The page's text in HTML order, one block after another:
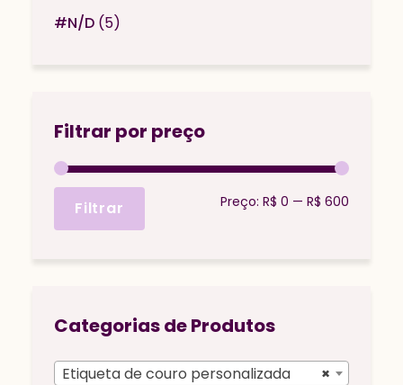
#N/D (5)
Filtrar por preço
Filtrar Preço: R$ 0 — R$ 600
Categorias de Produtos
×
Etiqueta de couro personalizada